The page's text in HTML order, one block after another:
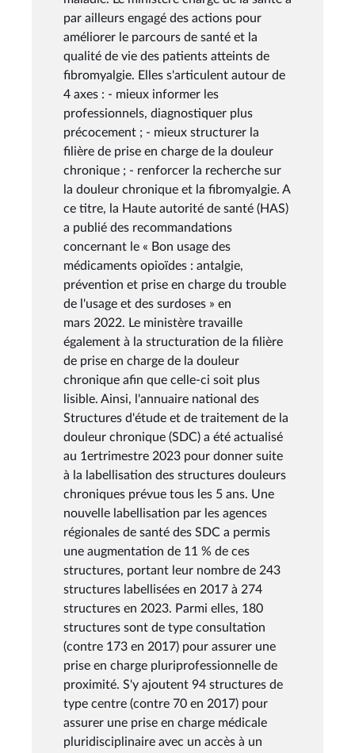
par ailleurs engagé des actions pour
améliorer le parcours de santé et la
qualité de vie des patients atteints de
fibromyalgie. Elles s'articulent autour de
4 axes : - mieux informer les
professionnels, diagnostiquer plus
précocement ; - mieux structurer la
filière de prise en charge de la douleur
chronique ; - renforcer la recherche sur
la douleur chronique et la fibromyalgie. A
ce titre, la Haute autorité de santé (HAS)
a publié des recommandations
concernant le « Bon usage des
médicaments opioïdes : antalgie,
prévention et prise en charge du trouble
de l'usage et des surdoses » en
mars 2022. Le ministère travaille
également à la structuration de la filière
de prise en charge de la douleur
chronique afin que celle-ci soit plus
lisible. Ainsi, l'annuaire national des
Structures d'étude et de traitement de la
douleur chronique (SDC) a été actualisé
au 1ertrimestre 2023 pour donner suite
à la labellisation des structures douleurs
chroniques prévue tous les 5 ans. Une
nouvelle labellisation par les agences
régionales de santé des SDC a permis
une augmentation de 11 % de ces
structures, portant leur nombre de 243
structures labellisées en 2017 à 274
structures en 2023. Parmi elles, 180
structures sont de type consultation
(contre 173 en 2017) pour assurer une
prise en charge pluriprofessionnelle de
proximité. S'y ajoutent 94 structures de
type centre (contre 70 en 2017) pour
assurer une prise en charge médicale
pluridisciplinaire avec un accès à un